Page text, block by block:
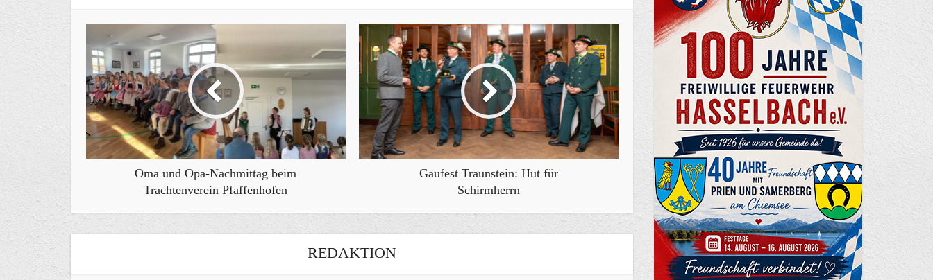
Oma und Opa-Nachmittag beim
Trachtenverein Pfaffenhofen
Gaufest Traunstein: Hut für
Schirmherrn
REDAKTION